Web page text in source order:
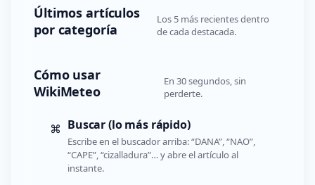
Últimos artículos
por categoría
Los 5 más recientes dentro
de cada destacada.
Cómo usar
WikiMeteo
En 30 segundos, sin
perderte.
⌘ Buscar (lo más rápido)
Escribe en el buscador arriba: “DANA”, “NAO”,
“CAPE”, “cizalladura”… y abre el artículo al
instante.